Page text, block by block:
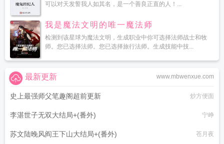
可以对天发誓我人如其名，是一个善良正直的人！...
我是魔法文明的唯一魔法师
检测到该星球为魔法文明，生成职业中你可选择法师战士和牧
师。您已选择法师。您已选择旅行法师。生成技能中技...
www.mbwenxue.com
最新更新
史上最强师父笔趣阁超前更新 炒方便面
李湛世子无双大结局+(番外) 宁峥
苏文陆晚风阎王下山大结局+(番外) 苍月夜